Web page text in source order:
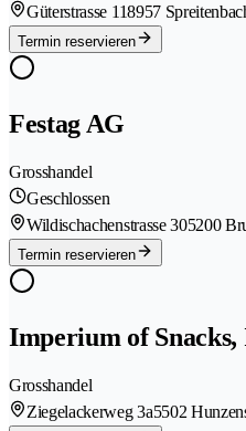
Güterstrasse 118957
Termin reservieren
Festag AG
Grosshandel
Geschlossen
Wildischachenstrasse 305200
Termin reservieren
Imperium of
Grosshandel
Ziegelackerweg 3a5502